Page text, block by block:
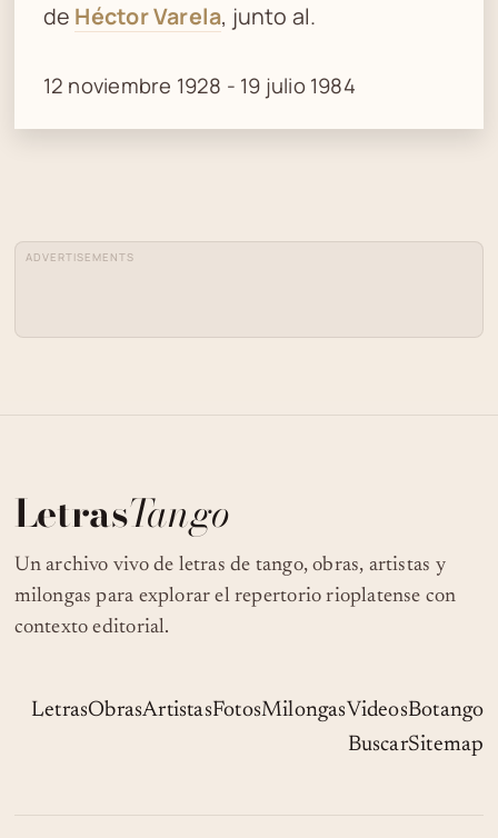
de Héctor Varela, junto al.
12 noviembre 1928 - 19 julio 1984
ADVERTISEMENTS
LetrasTango
Un archivo vivo de letras de tango, obras, artistas y
milongas para explorar el repertorio rioplatense con
contexto editorial.
LetrasObrasArtistasFotosMilongasVideosBotango
BuscarSitemap